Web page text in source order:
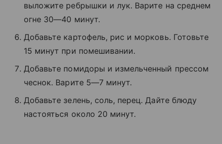
выложите ребрышки и лук. Варите на среднем
огне 30—40 минут.
Добавьте картофель, рис и морковь. Готовьте
15 минут при помешивании.
Добавьте помидоры и измельченный прессом
чеснок. Варите 5—7 минут.
Добавьте зелень, соль, перец. Дайте блюду
настояться около 20 минут.